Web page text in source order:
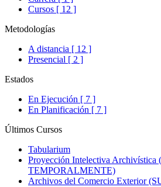
Cursos [ 12 ]
Metodologías
A distancia [ 12 ]
Presencial [ 2 ]
Estados
En Ejecución [ 7 ]
En Planificación [ 7 ]
Últimos Cursos
Tabularium
Proyección Intelectiva
TEMPORALMENTE)
Archivos del Comercio Exterior